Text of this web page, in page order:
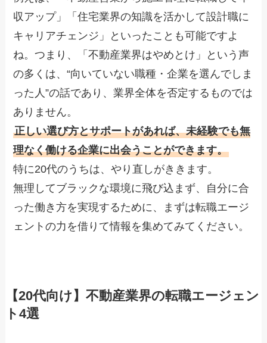
収アップ」「住宅業界の知識を活かして設計職に
キャリアチェンジ」といったことも可能ですよ
ね。つまり、「不動産業界はやめとけ」という声
の多くは、“向いていない職種・企業を選んでしま
った人”の話であり、業界全体を否定するものでは
ありません。
正しい選び方とサポートがあれば、未経験でも無
理なく働ける企業に出会うことができます。
特に20代のうちは、やり直しがききます。
無理してブラックな環境に飛び込まず、自分に合
った働き方を実現するために、まずは転職エージ
ェントの力を借りて情報を集めてみてください。
【20代向け】不動産業界の転職エージェン
ト4選